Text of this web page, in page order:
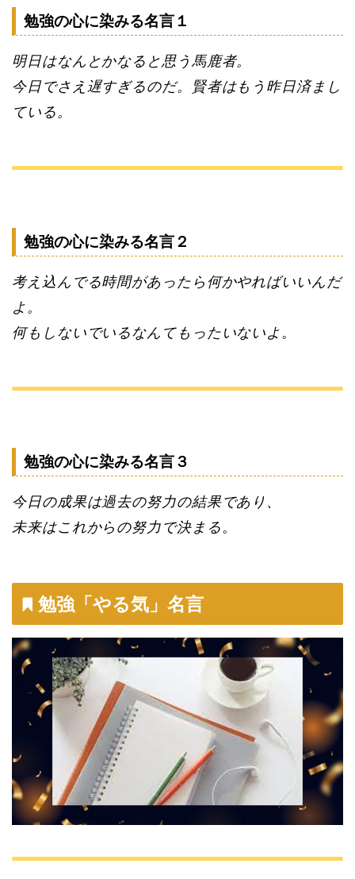
勉強の心に染みる名言１
明日はなんとかなると思う馬鹿者。
今日でさえ遅すぎるのだ。賢者はもう昨日済まし
ている。
勉強の心に染みる名言２
考え込んでる時間があったら何かやればいいんだ
よ。
何もしないでいるなんてもったいないよ 。
勉強の心に染みる名言３
今日の成果は過去の努力の結果であり、
未来はこれからの努力で決まる。
勉強「やる気」名言